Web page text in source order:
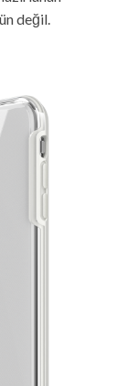
değil.